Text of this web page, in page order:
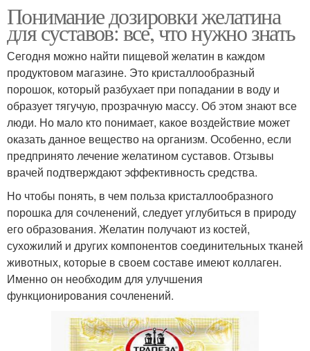
Понимание дозировки желатина
для суставов: все, что нужно знать
Сегодня можно найти пищевой желатин в каждом
продуктовом магазине. Это кристаллообразный
порошок, который разбухает при попадании в воду и
образует тягучую, прозрачную массу. Об этом знают все
люди. Но мало кто понимает, какое воздействие может
оказать данное вещество на организм. Особенно, если
предпринято лечение желатином суставов. Отзывы
врачей подтверждают эффективность средства.
Но чтобы понять, в чем польза кристаллообразного
порошка для сочленений, следует углубиться в природу
его образования. Желатин получают из костей,
сухожилий и других компонентов соединительных тканей
животных, которые в своем составе имеют коллаген.
Именно он необходим для улучшения
функционирования сочленений.